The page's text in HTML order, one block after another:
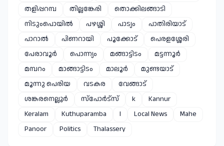
തളിപ്പറമ്പ
തില്ലങ്കേരി
തൊക്കിലങ്ങാടി
നിടുംപൊയിൽ
പഴശ്ശി പാട്യം
പാതിരിയാട്
പാറാൽ
പിണറായി പൂക്കോട്
പെരളശ്ശേരി
പേരാവൂർ
പൊന്ന്യം മങ്ങാട്ടിടം
മട്ടന്നൂർ
മമ്പറം
മാങ്ങാട്ടിടം മാലൂർ
മുണ്ടയാട്
മൂന്നു പെരിയ
വടകര
വേങ്ങാട്
ശങ്കരനെല്ലൂർ
സ്പോർട്സ് k
Kannur
Keralam
Kuthuparamba l Local News
Mahe
Panoor
Politics Thalassery